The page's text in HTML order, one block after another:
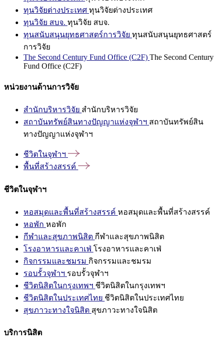
ทุนวิจัยต่างประเทศ ทุนวิจัยต่างประเทศ
ทุนวิจัย สบจ. ทุนวิจัย สบจ.
ทุนสนับสนุนยุทธศาสตร์การวิจัย ทุนสนับสนุนยุทธศาสตร์
การวิจัย
The Second Century Fund Office (C2F) The Second Century
Fund Office (C2F)
หน่วยงานด้านการวิจัย
สำนักบริหารวิจัย สำนักบริหารวิจัย
สถาบันทรัพย์สินทางปัญญาแห่งจุฬาฯ สถาบันทรัพย์สิน
ทางปัญญาแห่งจุฬาฯ
ชีวิตในจุฬาฯ
พื้นที่สร้างสรรค์
ชีวิตในจุฬาฯ
หอสมุดและพื้นที่สร้างสรรค์ หอสมุดและพื้นที่สร้างสรรค์
หอพัก หอพัก
กีฬาและสุขภาพนิสิต กีฬาและสุขภาพนิสิต
โรงอาหารและคาเฟ่ โรงอาหารและคาเฟ่
กิจกรรมและชมรม กิจกรรมและชมรม
รอบรั้วจุฬาฯ รอบรั้วจุฬาฯ
ชีวิตนิสิตในกรุงเทพฯ ชีวิตนิสิตในกรุงเทพฯ
ชีวิตนิสิตในประเทศไทย ชีวิตนิสิตในประเทศไทย
สุขภาวะทางใจนิสิต สุขภาวะทางใจนิสิต
บริการนิสิต